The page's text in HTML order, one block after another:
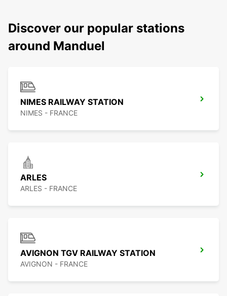
Discover our popular stations
around Manduel
NIMES RAILWAY STATION
NIMES - FRANCE
ARLES
ARLES - FRANCE
AVIGNON TGV RAILWAY STATION
AVIGNON - FRANCE